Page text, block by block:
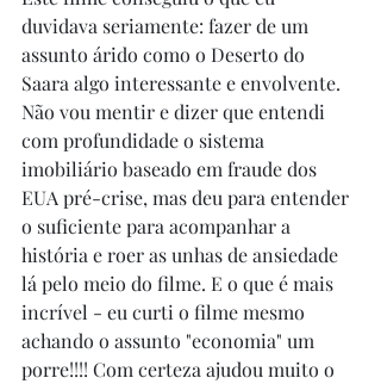
duvidava seriamente: fazer de um
assunto árido como o Deserto do
Saara algo interessante e envolvente.
Não vou mentir e dizer que entendi
com profundidade o sistema
imobiliário baseado em fraude dos
EUA pré-crise, mas deu para entender
o suficiente para acompanhar a
história e roer as unhas de ansiedade
lá pelo meio do filme. E o que é mais
incrível - eu curti o filme mesmo
achando o assunto "economia" um
porre!!!! Com certeza ajudou muito o